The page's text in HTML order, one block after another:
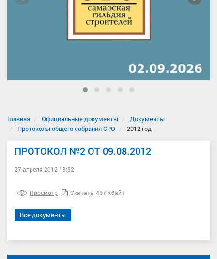
Главная Официальные документы
Документы
Протоколы общего собрания СРО
2012 год
ПРОТОКОЛ №2 ОТ 09.08.2012
27 апреля 2012 13:32
Просмотр Скачать 437 Кбайт
Все документы